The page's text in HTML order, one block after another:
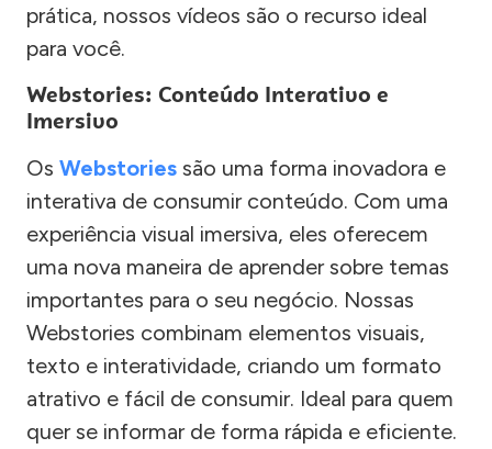
prática, nossos vídeos são o recurso ideal
para você.
Webstories: Conteúdo Interativo e
Imersivo
Os Webstories são uma forma inovadora e
interativa de consumir conteúdo. Com uma
experiência visual imersiva, eles oferecem
uma nova maneira de aprender sobre temas
importantes para o seu negócio. Nossas
Webstories combinam elementos visuais,
texto e interatividade, criando um formato
atrativo e fácil de consumir. Ideal para quem
quer se informar de forma rápida e eficiente.